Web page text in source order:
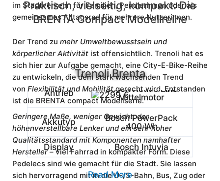
im Stadtverkehr, für Familien, Pendlerinnen oder als
gemeinsames Alltagsrad für mehrere Nutzerinnen.
Trenoli Brenta
2299 €
Schaltwerk
Shimano Nexus 7-
Gang mit Freilauf
Antrieb
Bosch Active Line
Mittelmotor
Akkutyp
Bosch PowerPack
400 Wh
Display
Bosch Intuvia
Read More
Praktisch, vielseitig, kompakt: Die
BRENTA Compact Modellreihe
Der Trend zu mehr Umweltbewusstsein und
körperlicher Aktivität ist offensichtlich. Trenoli hat es
sich hier zur Aufgabe gemacht, eine City-E-Bike-Reihe
zu entwickeln, die dem stark wachsenden Trend
vonFlexibilität und Mobilitätgerecht wird. Entstanden
ist die BRENTA compact Modellserie.
Geringere Maße, weniger Gewicht, der
höhenverstellbare Lenker und ein sehr hoher
Qualitätsstandard mit Komponenten namhafter
Hersteller– viel Fahrrad in kompakter Form. Diese
Pedelecs sind wie gemacht für die Stadt. Sie lassen
sich hervorragend mit in die U-/S-Bahn, Bus, Zug oder